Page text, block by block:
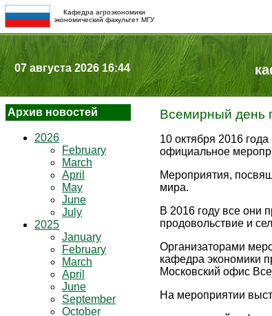
Кафедра агроэкономики
экономический факультет МГУ
07 августа 2026 16:44
Архив новостей
2026
February
March
April
May
June
July
2025
January
February
March
April
June
September
October
Всемирный день
10 октября 2016
официальное
Мероприятия,
мира.
В 2016 году все они
продовольствие и
Организаторами
кафедра экономики
Московский офис
На мероприятии